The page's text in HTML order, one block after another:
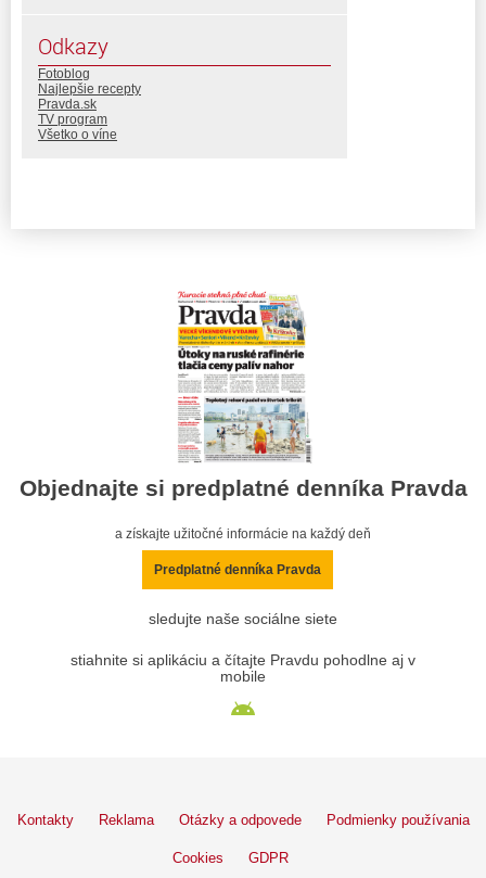
Odkazy
Fotoblog
Najlepšie recepty
Pravda.sk
TV program
Všetko o víne
Objednajte si predplatné denníka Pravda
a získajte užitočné informácie na každý deň
Predplatné denníka Pravda
sledujte naše sociálne siete
stiahnite si aplikáciu a čítajte Pravdu pohodlne aj v
mobile
Kontakty Reklama Otázky a odpovede Podmienky používania
Cookies GDPR